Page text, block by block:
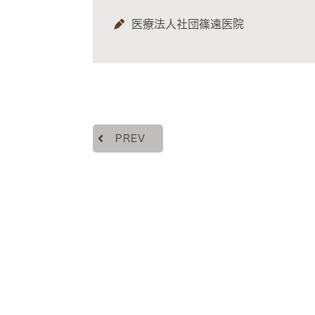
医療法人社団篠遠医院
PREV